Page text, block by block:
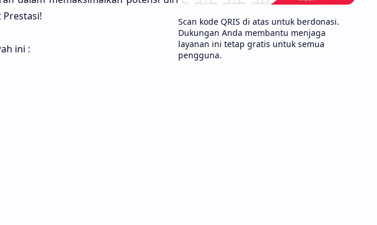
ini :
Scan kode QRIS di atas untuk berdonasi.
Dukungan Anda membantu menjaga
layanan ini tetap gratis untuk semua
pengguna.